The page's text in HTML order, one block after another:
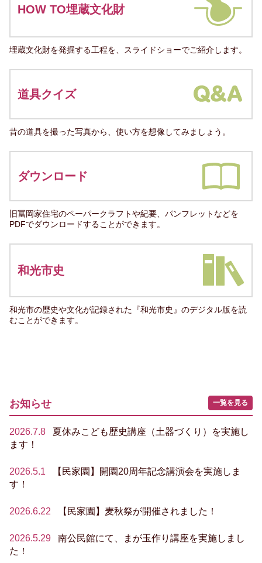
HOW TO埋蔵文化財
埋蔵文化財を発掘する工程を、スライドショーでご紹介します。
道具クイズ
昔の道具を撮った写真から、使い方を想像してみましょう。
ダウンロード
旧冨岡家住宅のペーパークラフトや紀要、パンフレットなどを
PDFでダウンロードすることができます。
和光市史
和光市の歴史や文化が記録された『和光市史』のデジタル版を読
むことができます。
お知らせ 一覧を見る
2026.7.8
夏休みこども歴史講座（土器づくり）を実施し
ます！
2026.5.1
【民家園】開園20周年記念講演会を実施しま
す！
2026.6.22 【民家園】麦秋祭が開催されました！
2026.5.29
南公民館にて、まが玉作り講座を実施しまし
た！